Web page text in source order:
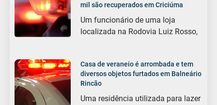
mil são recuperados em Criciúma
Um funcionário de uma loja
localizada na Rodovia Luiz Rosso,
Casa de veraneio é arrombada e tem
diversos objetos furtados em Balneário
Rincão
Uma residência utilizada para lazer